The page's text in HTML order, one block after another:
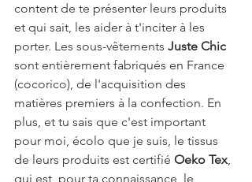
content de te présenter leurs produits
et qui sait, les aider à t'inciter à les
porter. Les sous-vêtements Juste Chic
sont entièrement fabriqués en France
(cocorico), de l'acquisition des
matières premiers à la confection. En
plus, et tu sais que c'est important
pour moi, écolo que je suis, le tissus
de leurs produits est certifié Oeko Tex,
qui est, pour ta connaissance, le